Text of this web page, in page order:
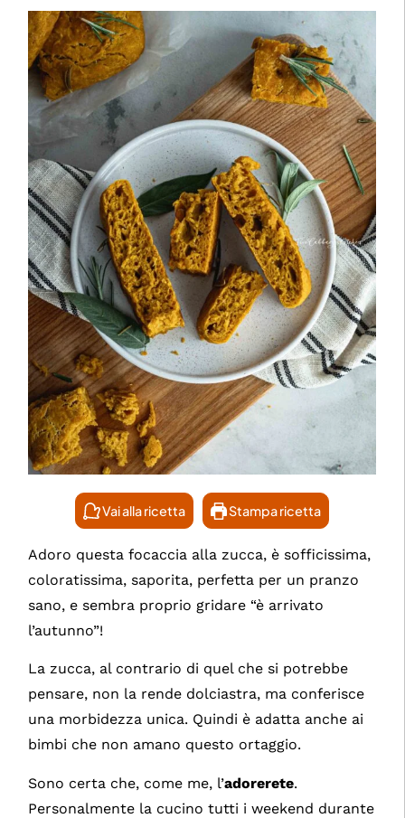
Vai alla ricetta Stampa ricetta
Adoro questa focaccia alla zucca, è sofficissima,
coloratissima, saporita, perfetta per un pranzo
sano, e sembra proprio gridare “è arrivato
l’autunno”!
La zucca, al contrario di quel che si potrebbe
pensare, non la rende dolciastra, ma conferisce
una morbidezza unica. Quindi è adatta anche ai
bimbi che non amano questo ortaggio.
Sono certa che, come me, l’adorerete.
Personalmente la cucino tutti i weekend durante